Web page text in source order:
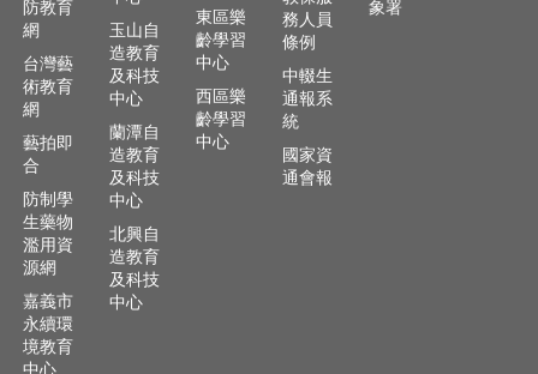
查
詢
回
首
頁
嘉
義
市
政
府
網
站
防教育
網
台灣藝
術教育
網
藝拍即
合
防制學
生藥物
濫用資
源網
嘉義市
永續環
境教育
中心
玉山自
造教育
及科技
中心
蘭潭自
造教育
及科技
中心
北興自
造教育
及科技
中心
東區樂
齡學習
中心
西區樂
齡學習
中心
務人員
條例
中輟生
通報系
統
國家資
通會報
象署